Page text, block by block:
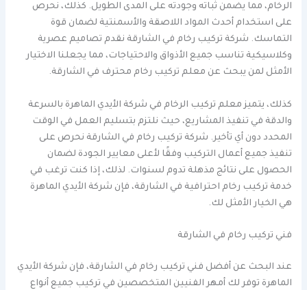
الرخام، مما يضمن ثباته وجودته على المدى الطويل. كذلك، نحرص
على استخدام أحدث المواد اللاصقة والأسمنتية لضمان قوة
التماسك. شركة تركيب رخام في الشارقة نقدم تصاميم عصرية
وكلاسيكية تناسب جميع الأذواق والاحتياجات، مما يجعلنا الاختيار
الأمثل لمن يبحث عن معلم تركيب رخام محترف في الشارقة.
كذلك، يتميز معلم تركيب الرخام في شركة الأيدي الماهرة بالسرعة
والدقة في تنفيذ المشاريع، حيث نلتزم بتسليم العمل في الوقت
المحدد دون أي تأخير. شركة تركيب رخام في الشارقة نحرص على
تنفيذ جميع أعمال التركيب وفقًا لأعلى معايير الجودة لضمان
الحصول على نتائج مذهلة تدوم لسنوات. لذلك، إذا كنت ترغب في
خدمة تركيب رخام احترافية في الشارقة، فإن شركة الأيدي الماهرة
هي الخيار الأمثل لك.
فني تركيب رخام في الشارقة
عند البحث عن أفضل فني تركيب رخام في الشارقة، فإن شركة الأيدي
الماهرة توفر لك أمهر الفنيين المتخصصين في تركيب جميع أنواع